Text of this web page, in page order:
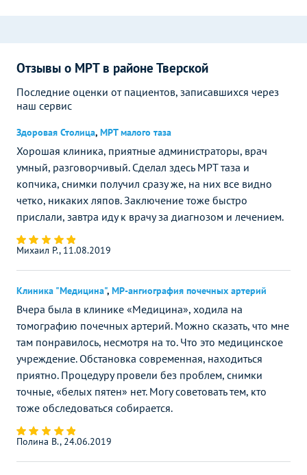
Отзывы о МРТ в районе Тверской
Последние оценки от пациентов, записавшихся через
наш сервис
Здоровая Столица, МРТ малого таза
Хорошая клиника, приятные администраторы, врач
умный, разговорчивый. Сделал здесь МРТ таза и
копчика, снимки получил сразу же, на них все видно
четко, никаких ляпов. Заключение тоже быстро
прислали, завтра иду к врачу за диагнозом и лечением.
Михаил Р., 11.08.2019
Клиника "Медицина", МР-ангиография почечных артерий
Вчера была в клинике «Медицина», ходила на
томографию почечных артерий. Можно сказать, что мне
там понравилось, несмотря на то. Что это медицинское
учреждение. Обстановка современная, находиться
приятно. Процедуру провели без проблем, снимки
точные, «белых пятен» нет. Могу советовать тем, кто
тоже обследоваться собирается.
Полина В., 24.06.2019